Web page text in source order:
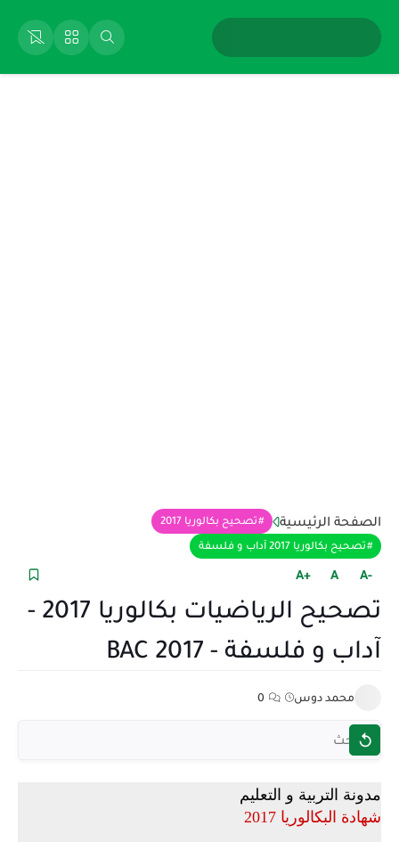
الصفحة الرئيسية تصحيح بكالوريا 2017
تصحيح بكالوريا 2017 آداب و فلسفة
+A A -A
تصحيح الرياضيات بكالوريا 2017 -
آداب و فلسفة - BAC 2017
محمد دوس 0
مدونة التربية و التعليم
شهادة البكالوريا 2017